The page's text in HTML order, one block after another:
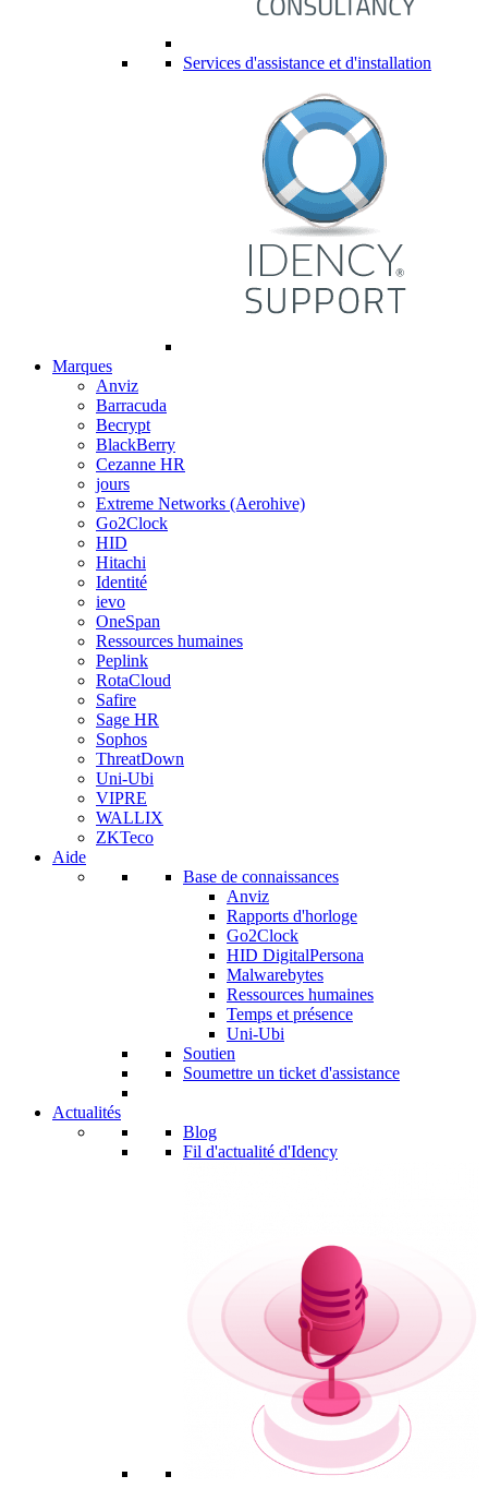
Services d'assistance et d'installation
Marques
Anviz
Barracuda
Becrypt
BlackBerry
Cezanne HR
jours
Extreme Networks (Aerohive)
Go2Clock
HID
Hitachi
Identité
ievo
OneSpan
Ressources humaines
Peplink
RotaCloud
Safire
Sage HR
Sophos
ThreatDown
Uni-Ubi
VIPRE
WALLIX
ZKTeco
Aide
Base de connaissances
Anviz
Rapports d'horloge
Go2Clock
HID DigitalPersona
Malwarebytes
Ressources humaines
Temps et présence
Uni-Ubi
Soutien
Soumettre un ticket d'assistance
Actualités
Blog
Fil d'actualité d'Idency